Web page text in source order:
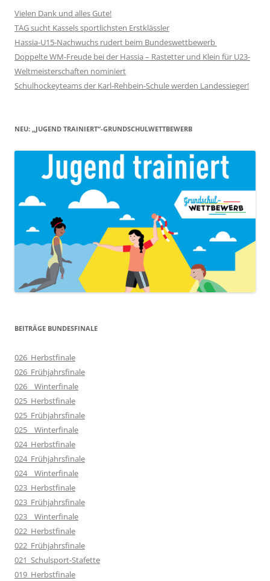
Vielen Dank und alles Gute!
TAG sucht Kassels sportlichsten Erstklässler
Hassia-U15-Nachwuchs rudert beim Bundeswettbewerb
Doppelte WM-Freude bei der Hassia – Rastetter und Klein für U23-
Weltmeisterschaften nominiert
Schulhockeyteams der Karl-Rehbein-Schule werden Landessieger!
NEU: „JUGEND TRAINIERT“-GRUNDSCHULWETTBEWERB
BEITRÄGE BUNDESFINALE
026_Herbstfinale
026_Frühjahrsfinale
026__Winterfinale
025_Herbstfinale
025_Frühjahrsfinale
025__Winterfinale
024_Herbstfinale
024_Frühjahrsfinale
024__Winterfinale
023_Herbstfinale
023_Frühjahrsfinale
023__Winterfinale
022_Herbstfinale
022_Frühjahrsfinale
021_Schulsport-Stafette
019_Herbstfinale